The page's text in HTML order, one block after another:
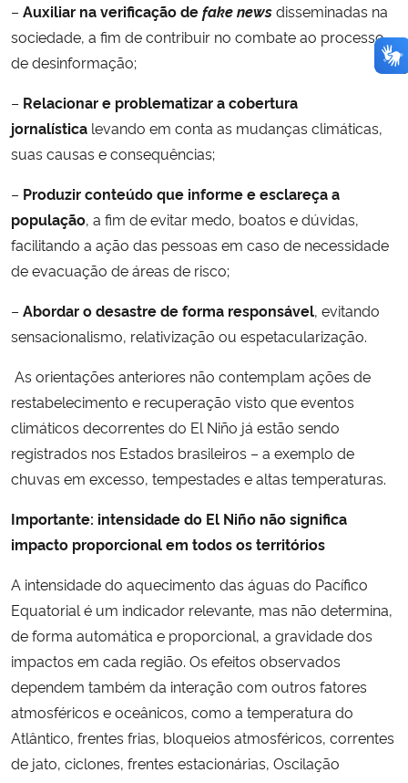
– Auxiliar na verificação defake newsdisseminadas na
sociedade, a fim de contribuir no combate ao processo
de desinformação;
– Relacionar e problematizar a cobertura
jornalística levando em conta as mudanças climáticas,
suas causas e consequências;
– Produzir conteúdo que informe e esclareça a
população, a fim de evitar medo, boatos e dúvidas,
facilitando a ação das pessoas em caso de necessidade
de evacuação de áreas de risco;
– Abordar o desastre de forma responsável, evitando
sensacionalismo, relativização ou espetacularização.
As orientações anteriores não contemplam ações de
restabelecimento e recuperação visto que eventos
climáticos decorrentes do El Niño já estão sendo
registrados nos Estados brasileiros – a exemplo de
chuvas em excesso, tempestades e altas temperaturas.
Importante: intensidade do El Niño não significa
impacto proporcional em todos os territórios
A intensidade do aquecimento das águas do Pacífico
Equatorial é um indicador relevante, mas não determina,
de forma automática e proporcional, a gravidade dos
impactos em cada região. Os efeitos observados
dependem também da interação com outros fatores
atmosféricos e oceânicos, como a temperatura do
Atlântico, frentes frias, bloqueios atmosféricos, correntes
de jato, ciclones, frentes estacionárias, Oscilação